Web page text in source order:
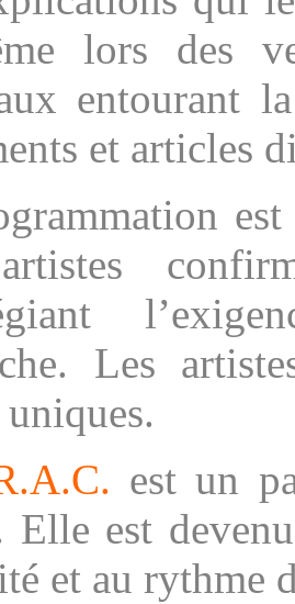
lors des
entourant
et articles
est
Les
est un
Elle est
et au rythme